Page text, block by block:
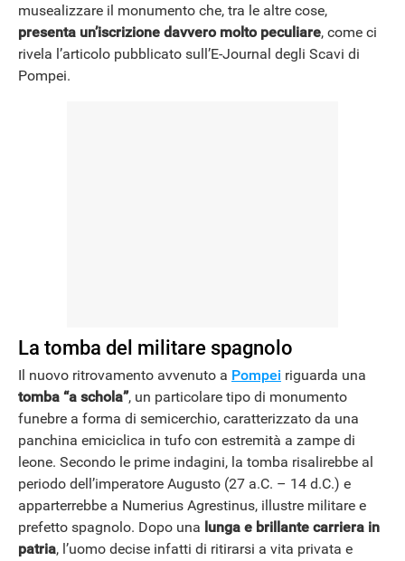
ANDROID
musealizzare il monumento che, tra le altre cose,
presenta un’iscrizione davvero molto peculiare, come ci
rivela l’articolo pubblicato sull’E-Journal degli Scavi di
Pompei.
La tomba del militare spagnolo
Il nuovo ritrovamento avvenuto a Pompei riguarda una
tomba “a schola”, un particolare tipo di monumento
funebre a forma di semicerchio, caratterizzato da una
panchina emiciclica in tufo con estremità a zampe di
leone. Secondo le prime indagini, la tomba risalirebbe al
periodo dell’imperatore Augusto (27 a.C. – 14 d.C.) e
apparterrebbe a Numerius Agrestinus, illustre militare e
prefetto spagnolo. Dopo una lunga e brillante carriera in
patria, l’uomo decise infatti di ritirarsi a vita privata e